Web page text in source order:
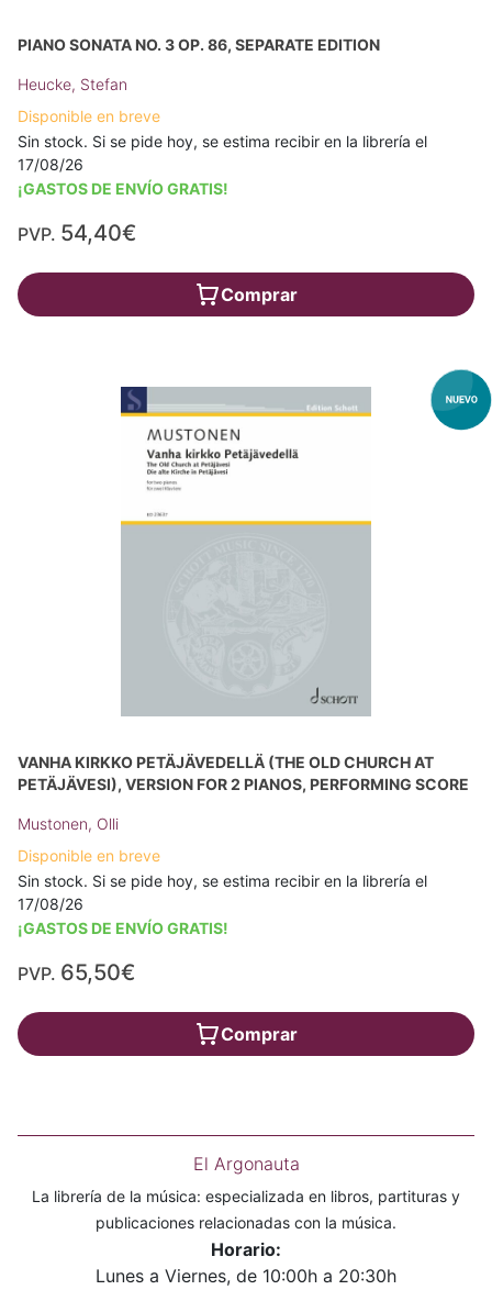
PIANO SONATA NO. 3 OP. 86, SEPARATE EDITION
Heucke, Stefan
Disponible en breve
Sin stock. Si se pide hoy, se estima recibir en la librería el
17/08/26
¡GASTOS DE ENVÍO GRATIS!
PVP. 54,40€
Comprar
VANHA KIRKKO PETÄJÄVEDELLÄ (THE OLD CHURCH AT
PETÄJÄVESI), VERSION FOR 2 PIANOS, PERFORMING SCORE
Mustonen, Olli
Disponible en breve
Sin stock. Si se pide hoy, se estima recibir en la librería el
17/08/26
¡GASTOS DE ENVÍO GRATIS!
PVP. 65,50€
Comprar
El Argonauta
La librería de la música: especializada en libros, partituras y
publicaciones relacionadas con la música.
Horario:
Lunes a Viernes, de 10:00h a 20:30h